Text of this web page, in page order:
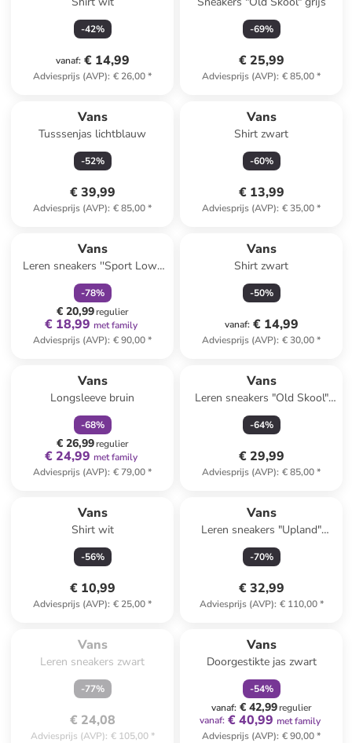
-42%
vanaf: € 14,99
Adviesprijs (AVP): € 26,00*
-69%
€ 25,99
Adviesprijs (AVP): € 85,00*
Vans
Tusssenjas lichtblauw
-52%
€ 39,99
Adviesprijs (AVP): € 85,00*
Vans
Shirt zwart
-60%
€ 13,99
Adviesprijs (AVP): € 35,00*
Vans
Leren sneakers ''Sport Low''
groen
-78%
€ 20,99regulier
€ 18,99 met family
Adviesprijs (AVP): € 90,00*
Vans
Shirt zwart
-50%
vanaf: € 14,99
Adviesprijs (AVP): € 30,00*
Vans
Longsleeve bruin
-68%
€ 26,99regulier
€ 24,99 met family
Adviesprijs (AVP): € 79,00*
Vans
Leren sneakers "Old Skool"
beige
-64%
€ 29,99
Adviesprijs (AVP): € 85,00*
Vans
Shirt wit
-56%
€ 10,99
Adviesprijs (AVP): € 25,00*
Vans
Leren sneakers "Upland"
groen
-70%
€ 32,99
Adviesprijs (AVP): € 110,00*
uitverkocht.
Vans
Leren sneakers zwart
-77%
€ 24,08
Adviesprijs (AVP): € 105,00*
Vans
Doorgestikte jas zwart
-54%
vanaf: € 42,99regulier
vanaf: € 40,99 met family
Adviesprijs (AVP): € 90,00*